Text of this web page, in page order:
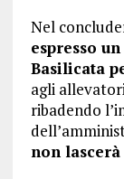
Nel
espresso
Basilicata
agli
ribadendo
non